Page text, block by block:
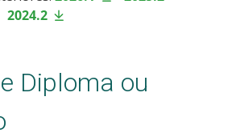
2024.2
Diploma ou